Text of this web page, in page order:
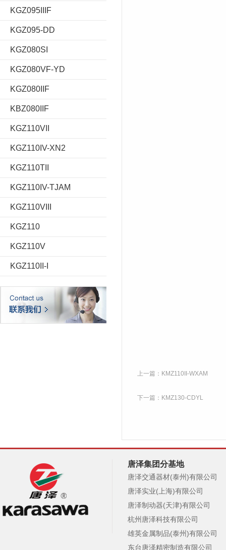
KGZ095IIIF
KGZ095-DD
KGZ080SI
KGZ080VF-YD
KGZ080IIF
KBZ080IIF
KGZ110VII
KGZ110IV-XN2
KGZ110TII
KGZ110IV-TJAM
KGZ110VIII
KGZ110
KGZ110V
KGZ110II-I
上一篇： KMZ110II-WXAM
下一篇： KMZ130-CDYL
唐泽集团分基地
唐泽交通器材(泰州)有限公司
唐泽实业(上海)有限公司
唐泽制动器(天津)有限公司
杭州唐泽科技有限公司
雄英金属制品(泰州)有限公司
东台唐泽精密制造有限公司